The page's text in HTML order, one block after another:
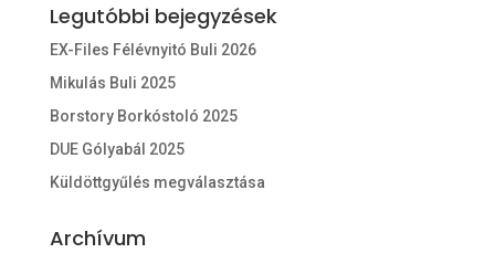
Legutóbbi bejegyzések
EX-Files Félévnyitó Buli 2026
Mikulás Buli 2025
Borstory Borkóstoló 2025
DUE Gólyabál 2025
Küldöttgyűlés megválasztása
Archívum